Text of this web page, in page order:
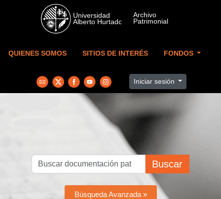
Skip to main content
QUIENES SOMOS SITIOS DE INTERÉS FONDOS
Iniciar sesión
Buscar
Búsqueda Avanzada »